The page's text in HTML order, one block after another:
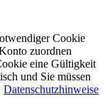
Cookie
zuordnen
eine Gültigkeit
und Sie müssen
Datenschutzhinweise